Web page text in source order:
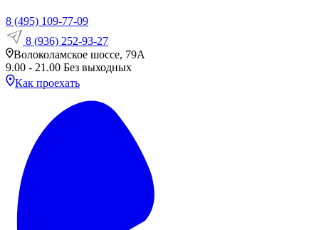
8 (495) 109-77-09
8 (936) 252-93-27
Волоколамское шоссе, 79А
9.00 - 21.00 Без выходных
Как проехать